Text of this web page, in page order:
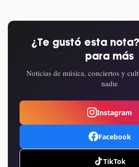
¿Te gustó esta
para más
Noticias de música, conciertos y
nadie
Instagram
Facebook
TikTok